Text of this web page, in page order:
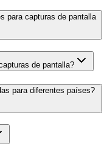
para capturas de pantalla
de pantalla?
para diferentes países?